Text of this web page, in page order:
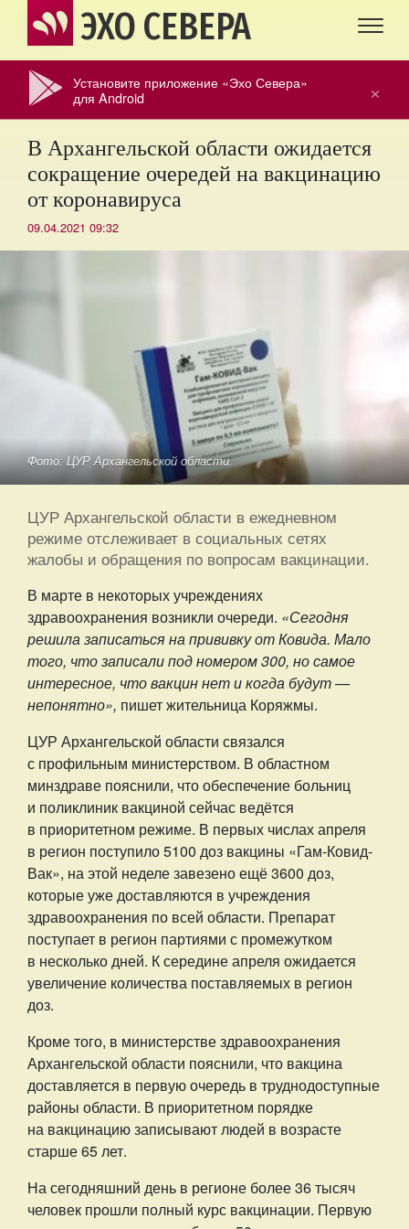
ЭХО СЕВЕРА
×
Установите приложение «Эхо Севера»
для Android
В Архангельской области ожидается
сокращение очередей на вакцинацию
от коронавируса
09.04.2021 09:32
Фото: ЦУР Архангельской области.
ЦУР Архангельской области в ежедневном
режиме отслеживает в социальных сетях
жалобы и обращения по вопросам вакцинации.
В марте в некоторых учреждениях
здравоохранения возникли очереди. «Сегодня
решила записаться на прививку от Ковида. Мало
того, что записали под номером 300, но самое
интересное, что вакцин нет и когда будут —
непонятно», пишет жительница Коряжмы.
ЦУР Архангельской области связался
с профильным министерством. В областном
минздраве пояснили, что обеспечение больниц
и поликлиник вакциной сейчас ведётся
в приоритетном режиме. В первых числах апреля
в регион поступило 5100 доз вакцины «Гам-Ковид-
Вак», на этой неделе завезено ещё 3600 доз,
которые уже доставляются в учреждения
здравоохранения по всей области. Препарат
поступает в регион партиями с промежутком
в несколько дней. К середине апреля ожидается
увеличение количества поставляемых в регион
доз.
Кроме того, в министерстве здравоохранения
Архангельской области пояснили, что вакцина
доставляется в первую очередь в труднодоступные
районы области. В приоритетном порядке
на вакцинацию записывают людей в возрасте
старше 65 лет. ​
На сегодняшний день в регионе более 36 тысяч
человек прошли полный курс вакцинации. Первую